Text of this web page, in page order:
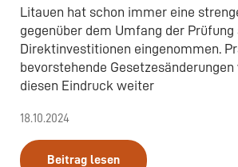
Litauen hat schon immer eine
gegenüber dem Umfang der
Direktinvestitionen eingenommen.
bevorstehende
diesen Eindruck weiter
18.10.2024
Beitrag lesen